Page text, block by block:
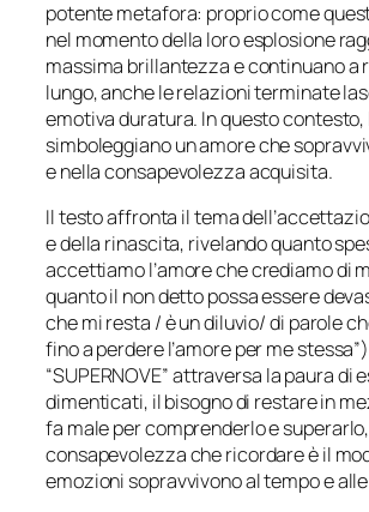
potente metafora: proprio come
nel momento della loro esplosione
massima brillantezza e continuano a
lungo, anche le relazioni terminate
emotiva duratura. In questo contesto,
simboleggiano un amore che
e nella consapevolezza acquisita.
Il testo affronta il tema
e della rinascita, rivelando quanto
accettiamo l’amore che crediamo di
quanto il non detto possa essere
che mi resta / è un diluvio/ di parole
fino a perdere l’amore per me stessa
“SUPERNOVE” attraversa la paura di
dimenticati, il bisogno di restare in
fa male per comprenderlo e
consapevolezza che ricordare è il
emozioni sopravvivono al tempo e